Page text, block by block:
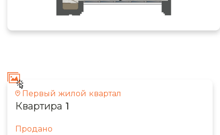
Первый жилой квартал
Квартира 1
Продано